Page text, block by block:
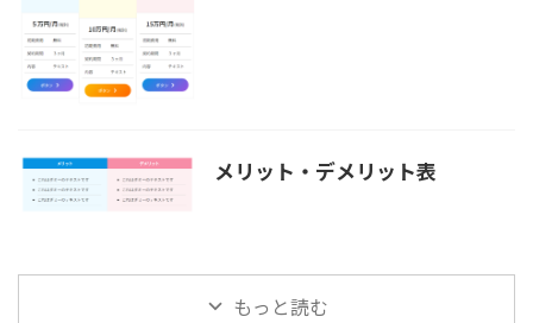
メリット・デメリット表
もっと読む